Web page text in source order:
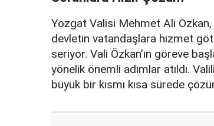
Yozgat Valisi Mehmet Ali Özkan,
devletin vatandaşlara hizmet
seriyor. Vali Özkan’ın göreve
yönelik önemli adımlar atıldı.
büyük bir kısmı kısa sürede